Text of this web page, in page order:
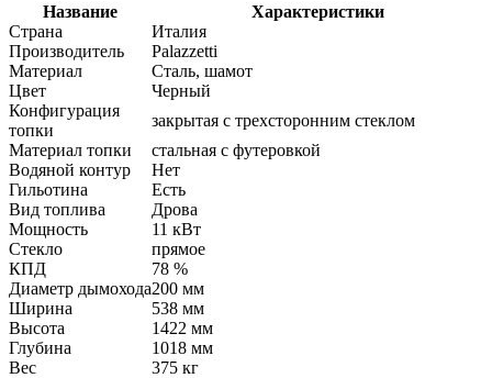
Название
Характеристики
Страна
Италия
Производитель
Palazzetti
Материал
Сталь, шамот
Цвет
Черный
Конфигурация
топки
закрытая с трехсторонним стеклом
Материал топки
стальная с футеровкой
Водяной контур
Нет
Гильотина
Есть
Вид топлива
Дрова
Мощность
11 кВт
Стекло
прямое
КПД
78 %
Диаметр дымохода200 мм
Ширина
538 мм
Высота
1422 мм
Глубина
1018 мм
Вес
375 кг